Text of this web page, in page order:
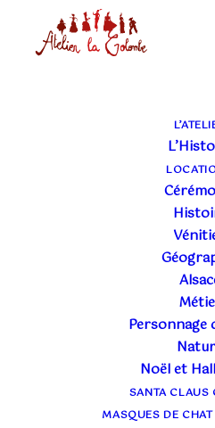
Personnage
Noël et
SANTA CLAUS
MASQUES DE
|
PETITE
LA